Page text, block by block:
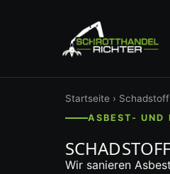
Startseite ›
ASBEST- UND
Wir sanieren